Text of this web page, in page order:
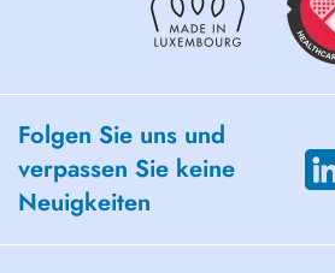
Folgen Sie uns und
verpassen Sie keine
Neuigkeiten